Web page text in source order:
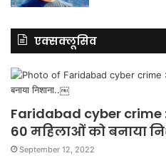
एक्सक्लूसिव
Faridabad cyber crime
60 महिलाओं को बनाया
September 12, 2022